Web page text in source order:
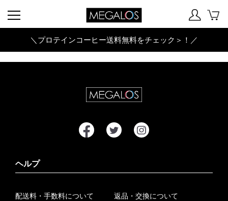
＼プロテインコーヒー送料無料をチェック＞！／
ヘルプ
配送料・手数料について
返品・交換について